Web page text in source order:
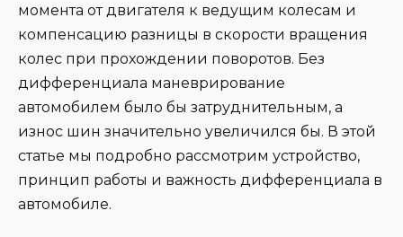
момента от двигателя к ведущим колесам и
компенсацию разницы в скорости вращения
колес при прохождении поворотов. Без
дифференциала маневрирование
автомобилем было бы затруднительным, а
износ шин значительно увеличился бы. В этой
статье мы подробно рассмотрим устройство,
принцип работы и важность дифференциала в
автомобиле.